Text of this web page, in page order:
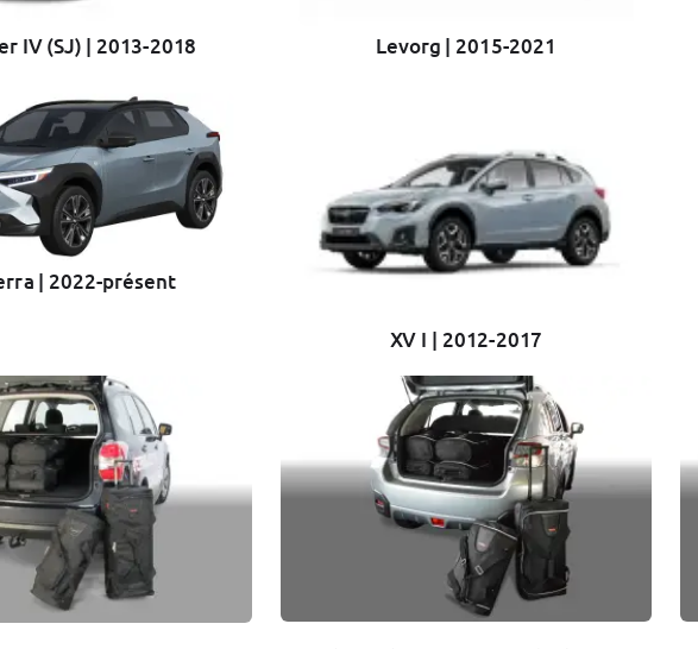
IV (SJ) | 2013-2018 Levorg | 2015-2021
| 2022-présent
XV I | 2012-2017